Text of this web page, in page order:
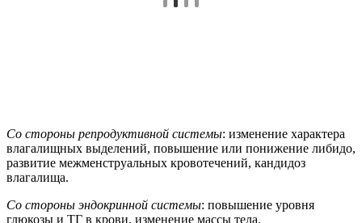
Со стороны репродуктивной системы: изменение характера
влагалищных выделений, повышение или понижение либидо,
развитие межменструальных кровотечений, кандидоз
влагалища.
Со стороны эндокринной системы: повышение уровня
глюкозы и ТГ в крови, изменение массы тела.